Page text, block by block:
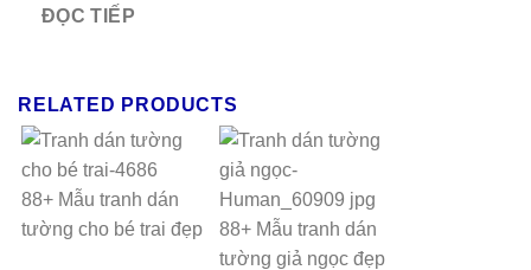
ĐỌC TIẾP
RELATED PRODUCTS
88+ Mẫu tranh dán
tường cho bé trai đẹp
88+ Mẫu tranh dán
tường giả ngọc đẹp